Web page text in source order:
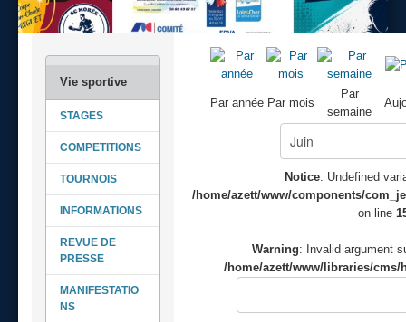
STAGES
COMPETITIONS
TOURNOIS
INFORMATIONS
REVUE DE
PRESSE
MANIFESTATIO
NS
Par année Par mois
Par
semaine
Notice: Undefined
/home/azett/www/components/
on line
Warning: Invalid argument
/home/azett/www/libraries/cms/